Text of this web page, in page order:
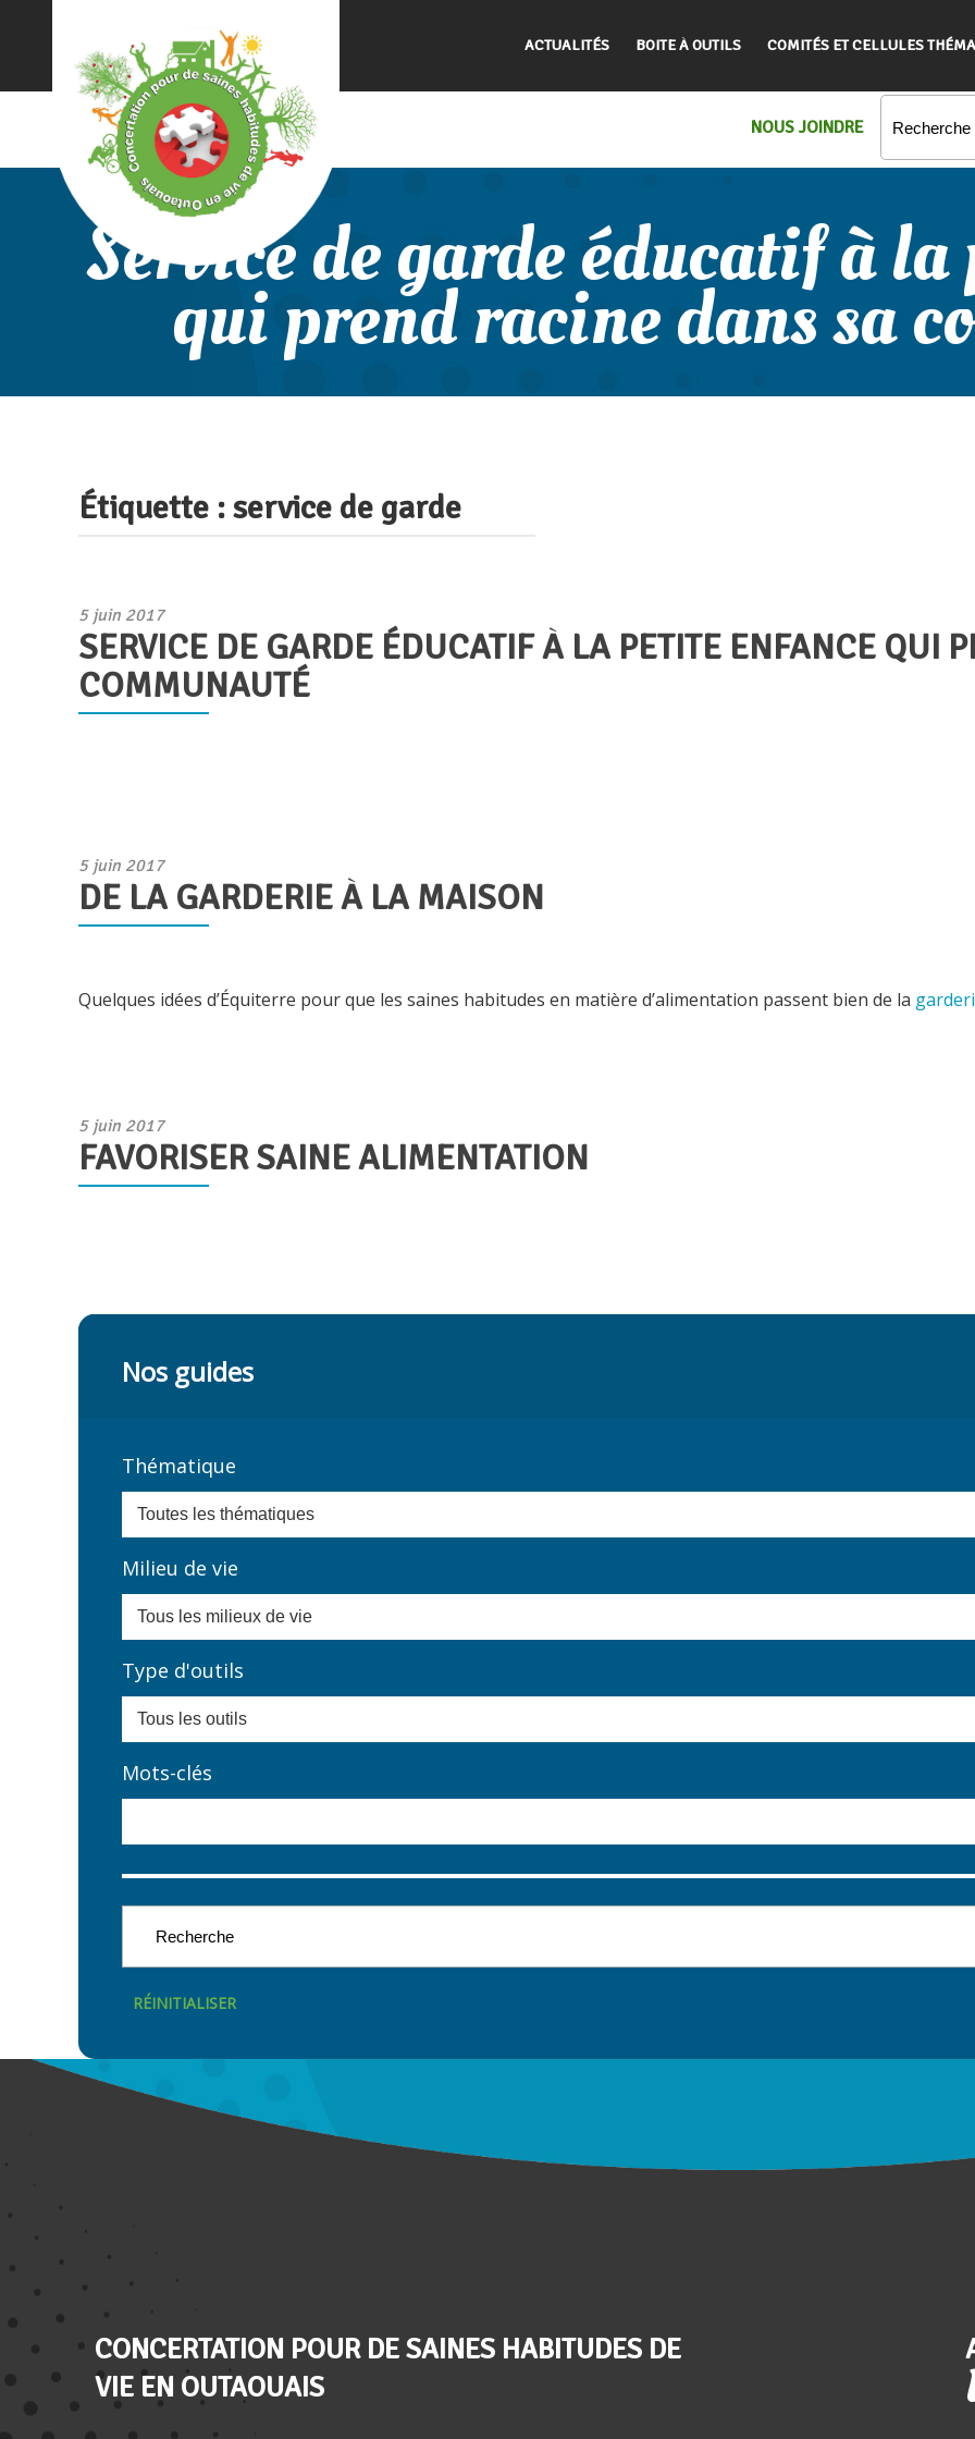
principal
ACTUALITÉS BOITE À OUTILS COMITÉS ET CELLULES
NOUS JOINDRE
Service de garde éducatif à
qui prend racine dans sa
Étiquette :service de garde
Publié
le
5 juin 2017
SERVICE DE GARDE ÉDUCATIF À LA PETITE ENFANCE QUI
COMMUNAUTÉ
Publié
le
5 juin 2017
DE LA GARDERIE À LA MAISON
Quelques idées d’Équiterre pour que les saines habitudes en matière d’alimentation passent bien de la
Publié
le
5 juin 2017
FAVORISER SAINE ALIMENTATION
Nos guides
Thématique
Milieu de vie
Type d'outils
Mots-clés
RÉINITIALISER
CONCERTATION POUR DE SAINES HABITUDES DE
VIE EN OUTAOUAIS